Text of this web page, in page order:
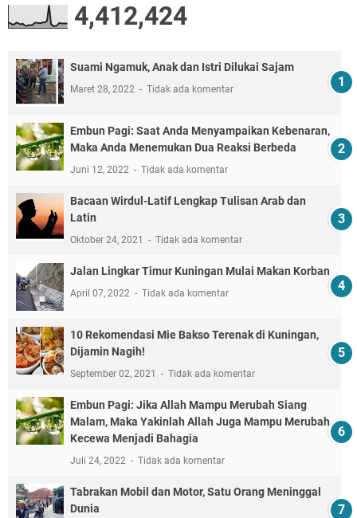
4,412,424
Suami Ngamuk, Anak dan Istri Dilukai Sajam
Maret 28, 2022 Tidak ada komentar
Embun Pagi: Saat Anda Menyampaikan Kebenaran,
Maka Anda Menemukan Dua Reaksi Berbeda
Juni 12, 2022 Tidak ada komentar
Bacaan Wirdul-Latif Lengkap Tulisan Arab dan
Latin
Oktober 24, 2021 Tidak ada komentar
Jalan Lingkar Timur Kuningan Mulai Makan Korban
April 07, 2022 Tidak ada komentar
10 Rekomendasi Mie Bakso Terenak di Kuningan,
Dijamin Nagih!
September 02, 2021 Tidak ada komentar
Embun Pagi: Jika Allah Mampu Merubah Siang
Malam, Maka Yakinlah Allah Juga Mampu Merubah
Kecewa Menjadi Bahagia
Juli 24, 2022 Tidak ada komentar
Tabrakan Mobil dan Motor, Satu Orang Meninggal
Dunia